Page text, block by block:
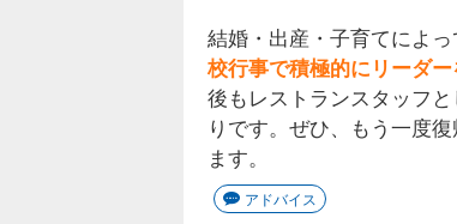
結婚・出産・子育てによ
校行事で積極的にリーダ
後もレストランスタッフ
りです。ぜひ、もう一度
ます。
アドバイス